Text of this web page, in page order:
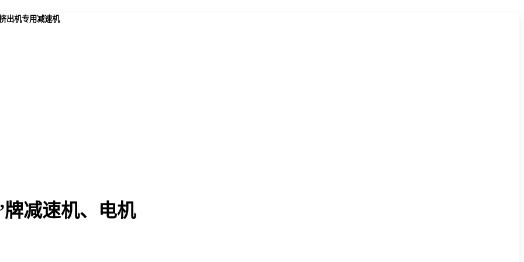
出机专用减速机
减速机、电机